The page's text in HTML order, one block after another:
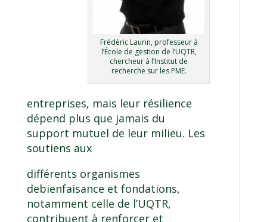
Frédéric Laurin, professeur à
l’École de gestion de l’UQTR,
chercheur à l’Institut de
recherche sur les PME.
entreprises, mais leur résilience
dépend plus que jamais du
support mutuel de leur milieu. Les
soutiens aux
différents organismes
debienfaisance et fondations,
notamment celle de l’UQTR,
contribuent à renforcer et